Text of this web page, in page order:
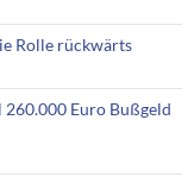
Rolle rückwärts
Euro Bußgeld